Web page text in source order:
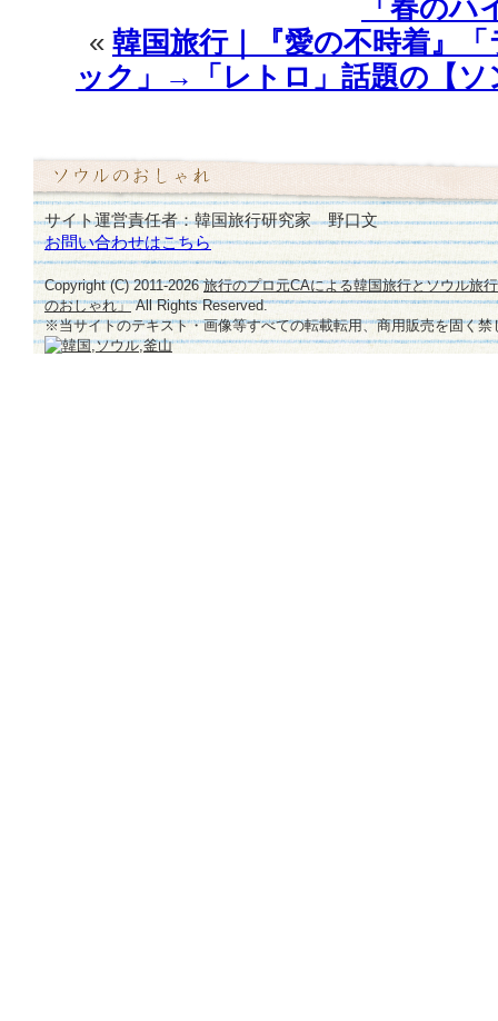
「春の
« 韓国旅行｜『愛の不時着』
ック」→「レトロ」話題の【
サイト運営責任者：韓国旅行研究家 野口文
お問い合わせはこちら
Copyright (C) 2011-2026旅行のプロ元CAによる韓国旅行とソウル旅
のおしゃれ」All Rights Reserved.
※当サイトのテキスト・画像等すべての転載転用、商用販売を固く禁